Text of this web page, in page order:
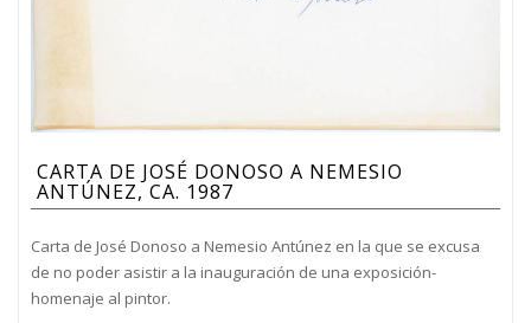
CARTA DE JOSÉ DONOSO A NEMESIO
ANTÚNEZ, CA. 1987
Carta de José Donoso a Nemesio Antúnez en la que se excusa
de no poder asistir a la inauguración de una exposición-
homenaje al pintor.